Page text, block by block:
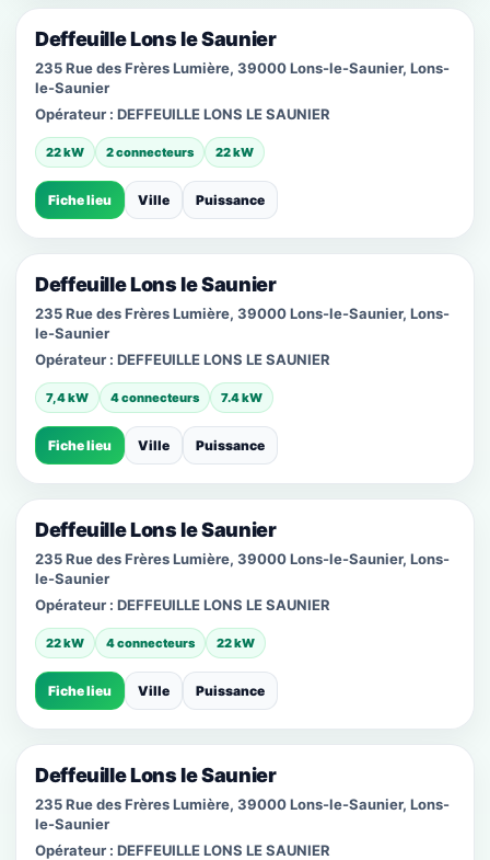
Deffeuille Lons le Saunier
235 Rue des Frères Lumière, 39000 Lons-le-Saunier, Lons-
le-Saunier
Opérateur : DEFFEUILLE LONS LE SAUNIER
22 kW 2 connecteurs 22 kW
Fiche lieu Ville Puissance
Deffeuille Lons le Saunier
235 Rue des Frères Lumière, 39000 Lons-le-Saunier, Lons-
le-Saunier
Opérateur : DEFFEUILLE LONS LE SAUNIER
7,4 kW 4 connecteurs 7.4 kW
Fiche lieu Ville Puissance
Deffeuille Lons le Saunier
235 Rue des Frères Lumière, 39000 Lons-le-Saunier, Lons-
le-Saunier
Opérateur : DEFFEUILLE LONS LE SAUNIER
22 kW 4 connecteurs 22 kW
Fiche lieu Ville Puissance
Deffeuille Lons le Saunier
235 Rue des Frères Lumière, 39000 Lons-le-Saunier, Lons-
le-Saunier
Opérateur : DEFFEUILLE LONS LE SAUNIER